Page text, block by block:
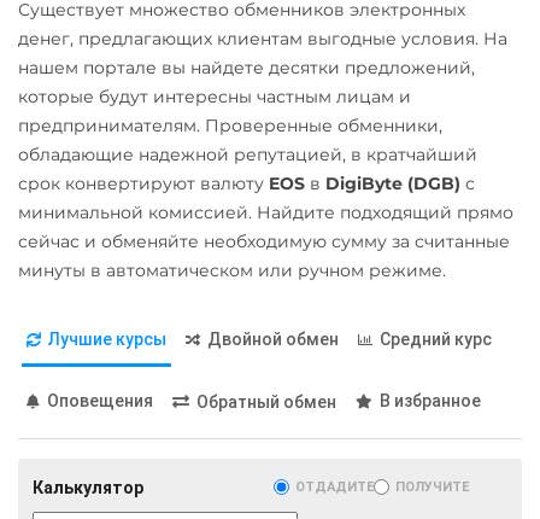
Pepe
Pol (ex-MATIC)
POL
Qtum
Ravencoin (RVN)
Ripple (XRP)
Stellar (XLM)
Terra (LUNA)
СБП RUB
Тинькофф
RUB
Существует множество обменников электронных
денег, предлагающих клиентам выгодные условия. На
нашем портале вы найдете десятки предложений,
которые будут интересны частным лицам и
предпринимателям. Проверенные обменники,
обладающие надежной репутацией, в кратчайший
срок конвертируют валюту EOS в DigiByte (DGB) с
минимальной комиссией. Найдите подходящий прямо
сейчас и обменяйте необходимую сумму за считанные
минуты в автоматическом или ручном режиме.
Лучшие курсы Двойной обмен Средний курс
Оповещения Обратный обмен В избранное
Калькулятор ОТДАДИТЕ ПОЛУЧИТЕ